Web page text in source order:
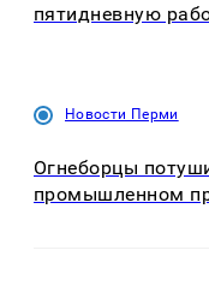
пятидневную
Новости Перми
Огнеборцы
промышленном